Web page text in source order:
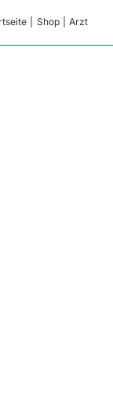
Shop Arzt